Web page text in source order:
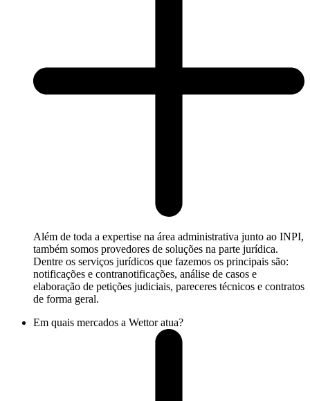
Além de toda a expertise na área administrativa junto ao INPI,
também somos provedores de soluções na parte jurídica.
Dentre os serviços jurídicos que fazemos os principais são:
notificações e contranotificações, análise de casos e
elaboração de petições judiciais, pareceres técnicos e contratos
de forma geral.
Em quais mercados a Wettor atua?